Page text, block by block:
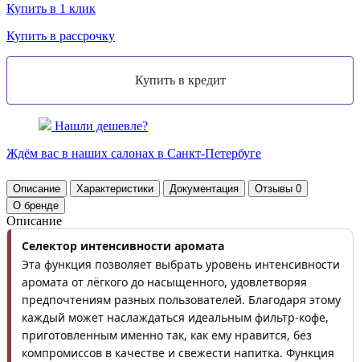
Купить в 1 клик
Купить в рассрочку
Нашли дешевле?
Ждём вас в наших салонах в Санкт-Петербуге
Описание Характеристики Документация Отзывы 0
О бренде
Описание
Селектор интенсивности аромата
Эта функция позволяет выбрать уровень интенсивности
аромата от лёгкого до насыщенного, удовлетворяя
предпочтениям разных пользователей. Благодаря этому
каждый может наслаждаться идеальным фильтр-кофе,
приготовленным именно так, как ему нравится, без
компромиссов в качестве и свежести напитка. Функция